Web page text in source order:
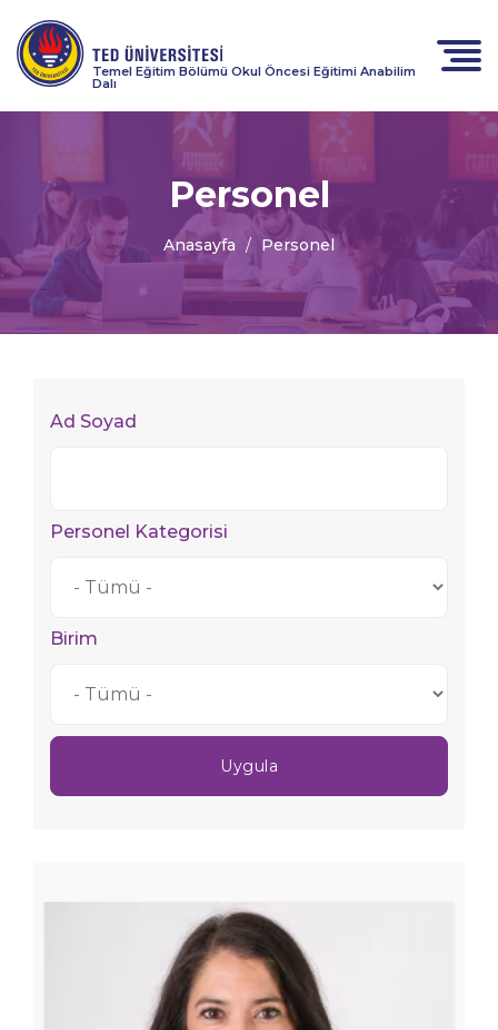
Temel Eğitim Bölümü Okul Öncesi Eğitimi Anabilim
Dalı
Personel
Anasayfa Personel
Ad Soyad
Personel Kategorisi
Birim